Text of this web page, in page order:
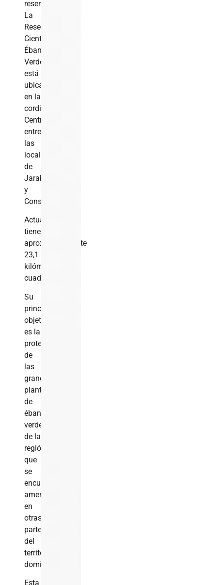
reserva.
La
Reserva
Científica
Ébano
Verde
está
ubicada
en la
cordillera
Central,
entre
las
localidades
de
Jarabacoa
y
Constanza.
Actualmente,
tiene
aproximadamente
23,1
kilómetros
cuadrados.
Su
principal
objetivo
es la
protección
de
las
grandes
plantaciones
de
ébano
verde
de la
región
que
se
encuentran
amenazadas
en
otras
partes
del
territorio
dominicano.
Esta